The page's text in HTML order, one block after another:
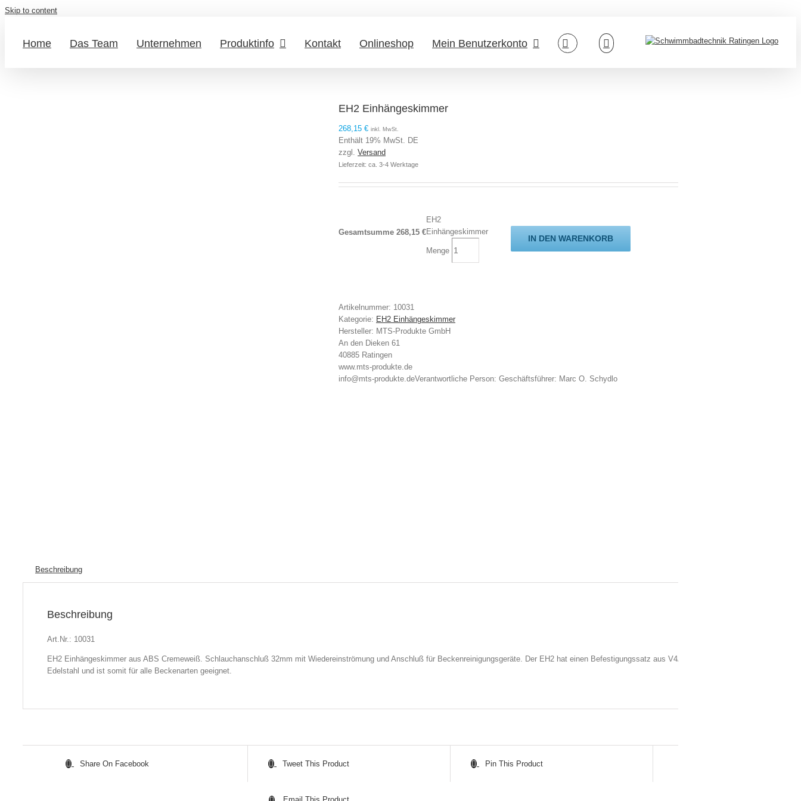
Skip to content
Home Das Team Unternehmen Produktinfo Kontakt Onlineshop Mein Benutzerkonto
EH2 Einhängeskimmer
268,15 € inkl. MwSt.
Enthält 19% MwSt. DE
zzgl. Versand
Lieferzeit: ca. 3-4 Werktage
Gesamtsumme 268,15 €
EH2
Einhängeskimmer
Menge
IN DEN WARENKORB
Artikelnummer: 10031
Kategorie: EH2 Einhängeskimmer
Hersteller: MTS-Produkte GmbH
An den Dieken 61
40885 Ratingen
www.mts-produkte.de
info@mts-produkte.deVerantwortliche Person: Geschäftsführer: Marc O. Schydlo
Beschreibung
Beschreibung
Art.Nr.: 10031
EH2 Einhängeskimmer aus ABS Cremeweiß. Schlauchanschluß 32mm mit Wiedereinströmung und Anschluß für Beckenreinigungsgeräte. Der EH2 hat einen Befestigungssatz aus V4A
Edelstahl und ist somit für alle Beckenarten geeignet.
Share On Facebook Tweet This Product Pin This Product